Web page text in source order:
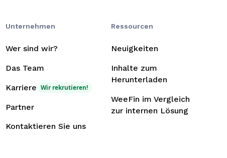
Unternehmen
Wer sind wir?
Das Team
Karriere Wir rekrutieren!
Partner
Kontaktieren Sie uns
Ressourcen
Neuigkeiten
Inhalte zum
Herunterladen
WeeFin im Vergleich
zur internen Lösung